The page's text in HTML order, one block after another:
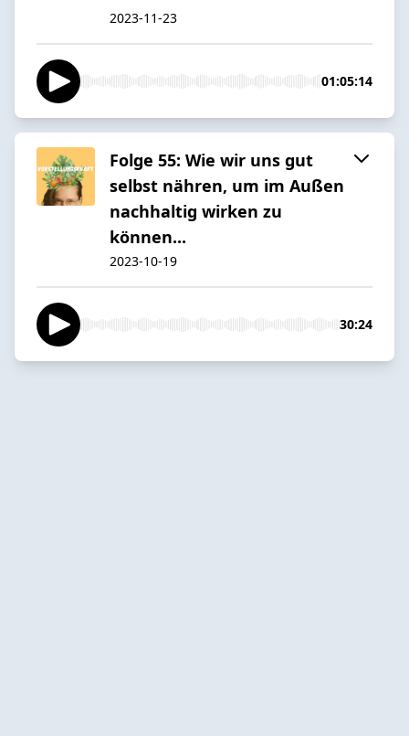
2023-11-23
01:05:14
Folge 55: Wie wir uns gut
selbst nähren, um im Außen
nachhaltig wirken zu
können...
2023-10-19
30:24